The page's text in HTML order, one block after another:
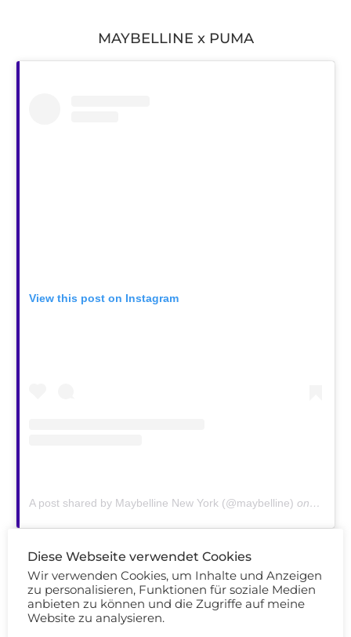
MAYBELLINE x PUMA
View this post on Instagram
A post shared by Maybelline New York (@maybelline) on Jan
MAKEUP GEEK 9 neue Single Lidschatten!
Diese Webseite verwendet Cookies
Wir verwenden Cookies, um Inhalte und Anzeigen
zu personalisieren, Funktionen für soziale Medien
anbieten zu können und die Zugriffe auf meine
Website zu analysieren.